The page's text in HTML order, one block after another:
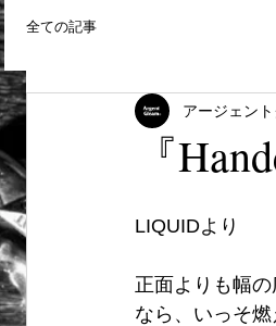
全ての記事
『
アージェン
LIQUIDより
正面よりも幅
なら、いっそ